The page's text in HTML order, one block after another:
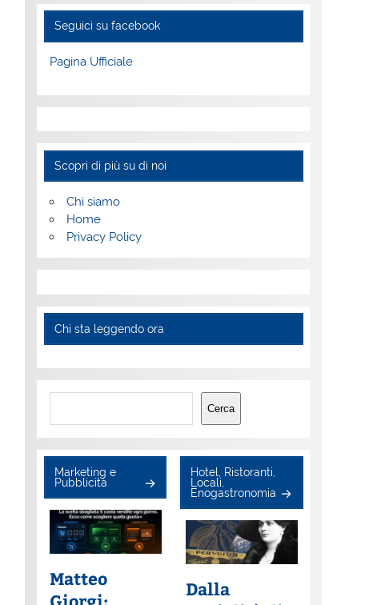
Seguici su facebook
Pagina Ufficiale
Scopri di più su di noi
Chi siamo
Home
Privacy Policy
Chi sta leggendo ora
Cerca
Cerca
Marketing e
Pubblicità
Matteo
Hotel, Ristoranti,
Locali,
Enogastronomia
Dalla